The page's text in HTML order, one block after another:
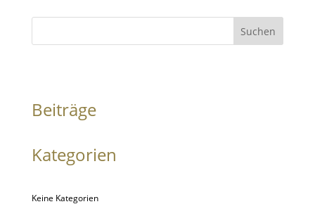
Suchen
Beiträge
Kategorien
Keine Kategorien